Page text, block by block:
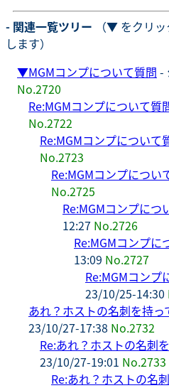
- 関連一覧ツリー （▼ をクリ
します）
▼MGMコンプについて質問 -
No.2720
Re:MGMコンプについて質
No.2722
Re:MGMコンプについて
No.2723
Re:MGMコンプについ
No.2725
Re:MGMコンプにつ
12:27 No.2726
Re:MGMコンプに
13:09 No.2727
Re:MGMコンプ
23/10/25-14:30
あれ？ホストの名刺を持っ
23/10/27-17:38 No.2732
Re:あれ？ホストの名刺
23/10/27-19:01 No.2733
Re:あれ？ホストの名